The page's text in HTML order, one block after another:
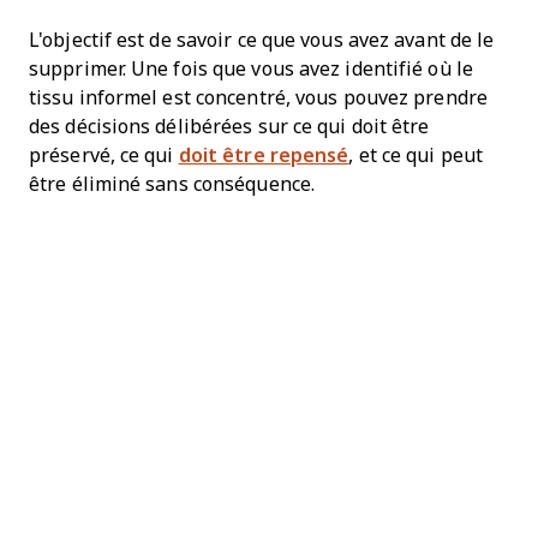
L'objectif est de savoir ce que vous avez avant de le
supprimer. Une fois que vous avez identifié où le
tissu informel est concentré, vous pouvez prendre
des décisions délibérées sur ce qui doit être
préservé, ce qui doit être repensé, et ce qui peut
être éliminé sans conséquence.